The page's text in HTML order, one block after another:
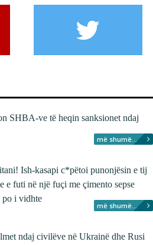
SHBA-ve të heqin sanksionet ndaj
më shumë...
Ish-kasapi c*pëtoi punonjësin e tij
e futi në një fuçi me çimento sepse
po i vidhte
më shumë...
ndaj civilëve në Ukrainë dhe Rusi